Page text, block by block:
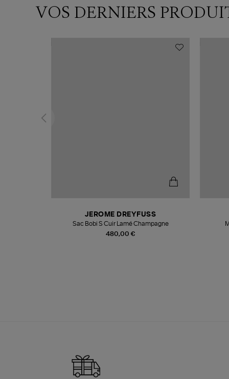
VOS DERNIERS
480,00 €
JEROME DREYFUSS
Sac Bobi S Cuir Lamé Champagne